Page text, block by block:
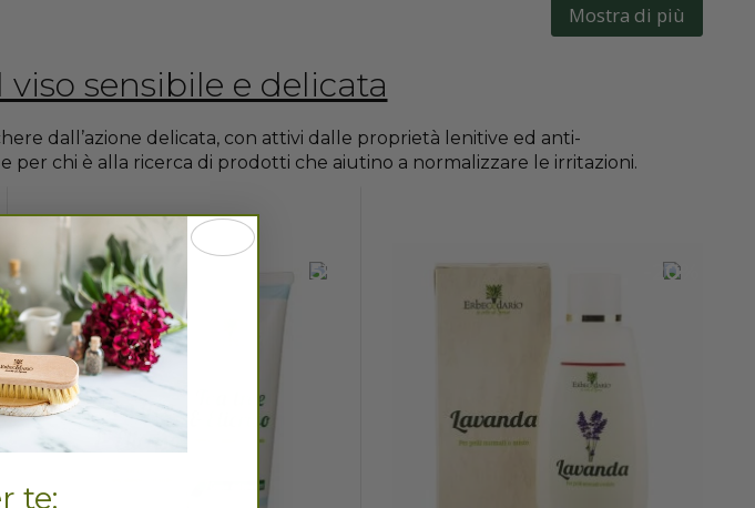
Mostra di più
sensibile e delicata
dall’azione delicata, con attivi dalle proprietà lenitive ed anti-
per chi è alla ricerca di prodotti che aiutino a normalizzare le irritazioni.
-15% -20%
te: